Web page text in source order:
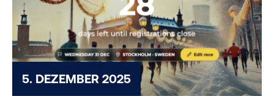
5. DEZEMBER 2025